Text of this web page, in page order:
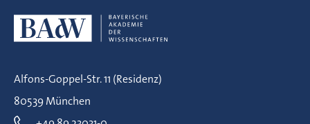
Alfons-Goppel-Str. 11 (Residenz)
80539 München